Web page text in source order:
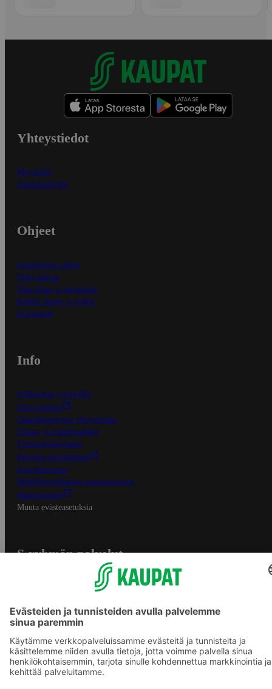
Yhteystiedot
Myymälät
Asiakaspalvelu
Ohjeet
Ensitilaajan ohjeet
Näin maksat
Näin tilaat ja muokkaat
Kaikki ohjeet ja vinkit
In English
Info
S-Business yrityksille
Oiva-raportit
Osuuskauppojen yhteystiedot
Tilaus- ja toimitusehdot
Tietosuojakäytäntö
Palvelun käyttöehdot
Saavutettavuus
Mobiilisovelluksen saavutettavuus
Mainostajalle
Muuta evästeasetuksia
S-ryhmän palvelut
Yhteishyvä Ruoka -sovellus
S-ostoslista -sovellus
Prisma.fi
Sokos.fi
S-Pankki